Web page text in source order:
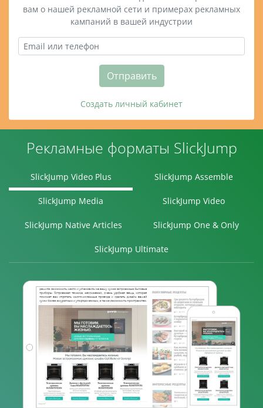
вам о нашей рекламной сети и примерах рекламных
кампаний в вашей индустрии
Отправить
Создать личный кабинет
Рекламные форматы SlickJump
SlickJump Video Plus SlickJump Assemble
SlickJump Media SlickJump Video
SlickJump Native Articles SlickJump One & Only
SlickJump Ultimate